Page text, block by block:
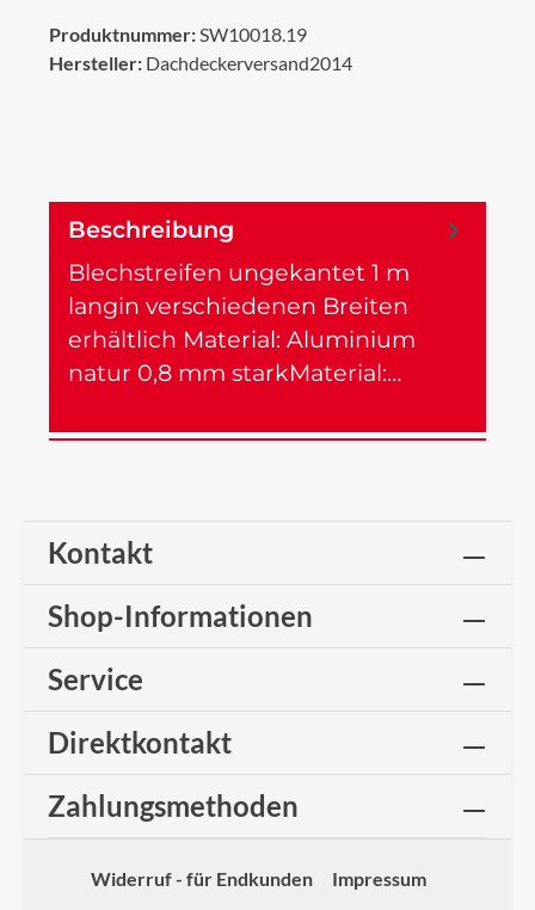
Produktnummer:SW10018.19
Hersteller: Dachdeckerversand2014
Beschreibung
Blechstreifen ungekantet 1 m
langin verschiedenen Breiten
erhältlich Material: Aluminium
natur 0,8 mm starkMaterial:…
Kontakt
Shop-Informationen
Service
Direktkontakt
Zahlungsmethoden
Widerruf - für Endkunden
Impressum